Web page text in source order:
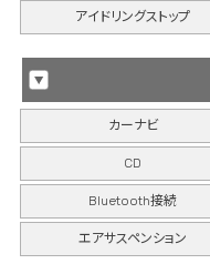
アイドリングストップ
カーナビ
CD
Bluetooth接続
エアサスペンション